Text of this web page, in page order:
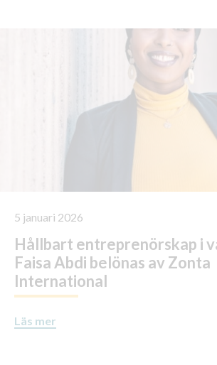
5 januari 2026
Hållbart entreprenörskap i
Faisa Abdi belönas av Zonta
International
Läs mer